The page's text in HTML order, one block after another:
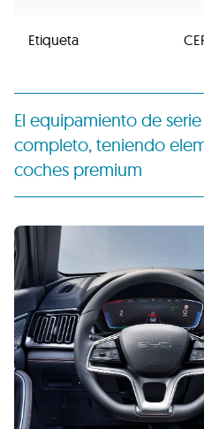
Etiqueta
El equipamiento de
completo, teniendo
coches premium